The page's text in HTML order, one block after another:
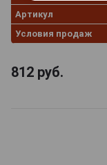
Артикул
Условия продаж
812 руб.